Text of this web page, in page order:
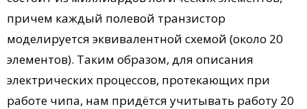
причем каждый полевой транзистор
моделируется эквивалентной схемой (около 20
элементов). Таким образом, для описания
электрических процессов, протекающих при
работе чипа, нам придётся учитывать работу 20